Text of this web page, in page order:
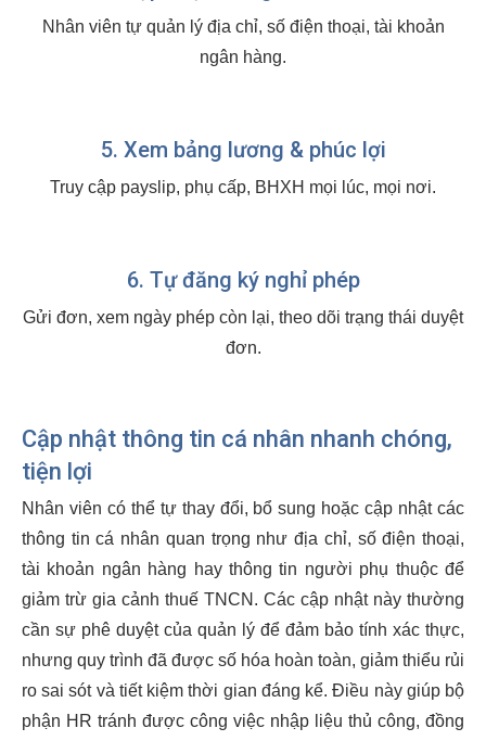
Nhân viên tự quản lý địa chỉ, số điện thoại, tài khoản
ngân hàng.
5. Xem bảng lương & phúc lợi
Truy cập payslip, phụ cấp, BHXH mọi lúc, mọi nơi.
6. Tự đăng ký nghỉ phép
Gửi đơn, xem ngày phép còn lại, theo dõi trạng thái duyệt
đơn.
Cập nhật thông tin cá nhân nhanh chóng,
tiện lợi
Nhân viên có thể tự thay đổi, bổ sung hoặc cập nhật các
thông tin cá nhân quan trọng như địa chỉ, số điện thoại,
tài khoản ngân hàng hay thông tin người phụ thuộc để
giảm trừ gia cảnh thuế TNCN. Các cập nhật này thường
cần sự phê duyệt của quản lý để đảm bảo tính xác thực,
nhưng quy trình đã được số hóa hoàn toàn, giảm thiểu rủi
ro sai sót và tiết kiệm thời gian đáng kể. Điều này giúp bộ
phận HR tránh được công việc nhập liệu thủ công, đồng